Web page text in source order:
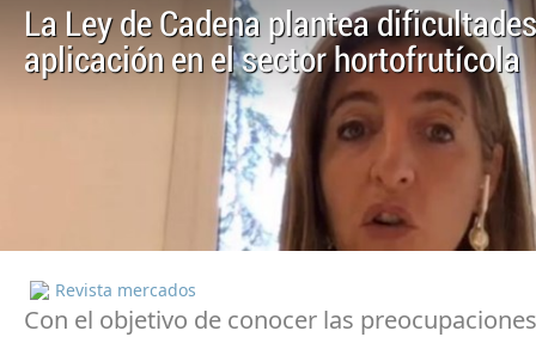
La Ley de Cadena plantea
aplicación en el sector hortofrutícola
Revista mercados
Con el objetivo de conocer las